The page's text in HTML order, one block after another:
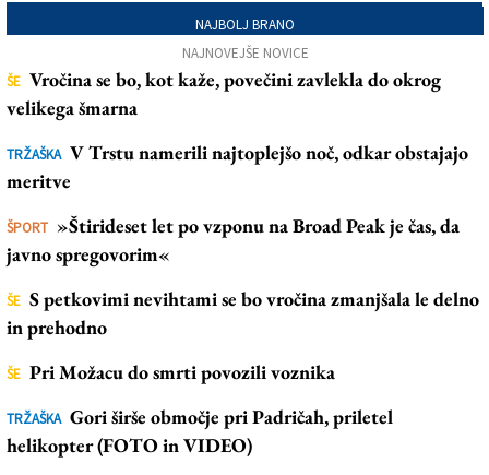
NAJBOLJ BRANO
NAJNOVEJŠE NOVICE
ŠE Vročina se bo, kot kaže, povečini zavlekla do okrog
velikega šmarna
TRŽAŠKA V Trstu namerili najtoplejšo noč, odkar obstajajo
meritve
ŠPORT »Štirideset let po vzponu na Broad Peak je čas, da
javno spregovorim«
ŠE S petkovimi nevihtami se bo vročina zmanjšala le delno
in prehodno
ŠE Pri Možacu do smrti povozili voznika
TRŽAŠKA Gori širše območje pri Padričah, priletel
helikopter (FOTO in VIDEO)